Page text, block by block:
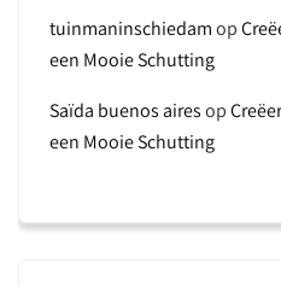
tuinmaninschiedamop
een Mooie Schutting
Saïda buenos airesop
een Mooie Schutting